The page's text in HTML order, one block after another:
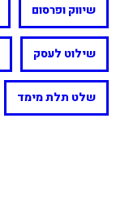
שיווק ופרסום
שילוט לעסק
שלט תלת מימד